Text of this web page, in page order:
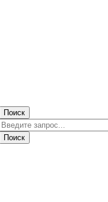
Поиск
Поиск